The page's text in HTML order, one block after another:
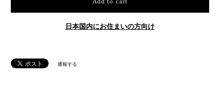
日本国内にお住まいの方向け
通報する